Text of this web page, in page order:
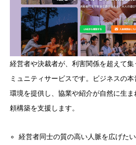
経営者や決裁者が、利害関係を超えて
ミュニティサービスです。ビジネスの
環境を提供し、協業や紹介が自然に生
頼構築を支援します。
経営者同士の質の高い人脈を広げたい